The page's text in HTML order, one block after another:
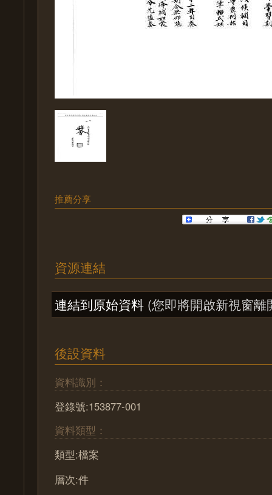
推薦分享
資源連結
連結到原始資料 (您即將開啟新視窗離
後設資料
資料識別：
登錄號:153877-001
資料類型：
類型:檔案
層次:件